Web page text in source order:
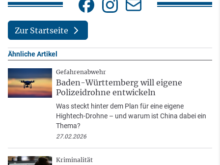
Zur Startseite
Ähnliche Artikel
Gefahrenabwehr
Baden-Württemberg will eigene
Polizeidrohne entwickeln
Was steckt hinter dem Plan für eine eigene
Hightech-Drohne – und warum ist China dabei ein
Thema?
27.02.2026
Kriminalität